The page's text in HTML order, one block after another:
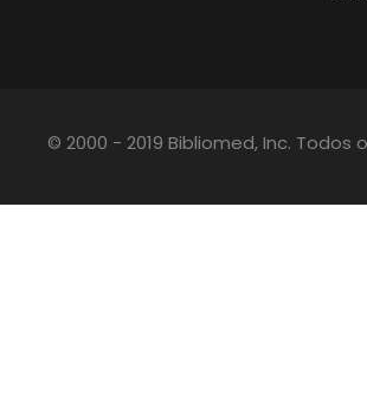
© 2000 - 2019 Bibliomed, Inc. Todos